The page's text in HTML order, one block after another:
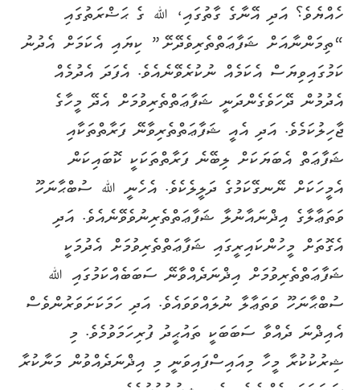
ހެއްޔެވެ؟ އަދި އޭނާގެ ގާތުގައި، ﷲ ގެ ޙަޟްރަތުގައި
“ތިމަންނާއަށް ޝަފާޢަތްތެރިވެދޭށޭ” ކިޔައި އެކަމަށް އެދުނު
ކަމުގައިވިޔަސް އެކަމެއް ނުކުރެވޭނެއެވެ. އެފަދަ އެދުމެއް
އެދުމުން ދޭހަވެގެންދަނީ ޝަފާޢަތްތެރިވުމަށް އެދޭ މީހާގެ
ޖާހިލުކަމެވެ. އަދި އެއީ ޝަފާޢަތްތެރިވާނޭ ފަރާތްތަކާއި
ޝަފާޢަތް އެބަޔަކަށް ލިބޭނެ ފަރާތްތަކަކީ ކޮބައިކަން
އެމީހަކަށް ނޭނގޭކަމުގެ ދަލީލެކެވެ. އެހެނީ ﷲ ސުބްޙާނަހޫ
ވަތަޢާލާގެ އިޛްނައާނުލާ ޝަފާޢަތްތެރިނުވެވޭނެއެވެ. އަދި
އެގޮތަށް މީހުންކައިރީގައި ޝަފާޢަތްތެރިވުމަށް އެދުމަކީ
ޝަފާޢަތްތެރިވުމަށް އިޛްނަދެއްވާނޭ ސަބަބެއްކަމުގައި ﷲ
ސުބްޙާނަހޫ ވަތަޢާލާ ނުލައްވަވައެވެ. އަދި ހަމަކަށަވަރުންވެސް
އެއިޛްނަ ދެއްވާ ސަބަބަކީ ތައުޙީދު ފުރިހަމަވުމެވެ. މި
ޝިރުކުކުރާ މީހާ މިއައިސްފައިވަނީ މި އިޛްނަދެއްވުން މަނާކުރާ